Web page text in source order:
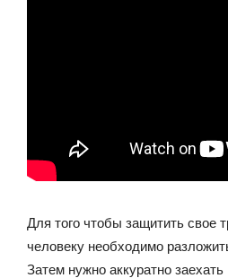
Для того чтобы защитить свое
человеку необходимо
Затем нужно аккуратно